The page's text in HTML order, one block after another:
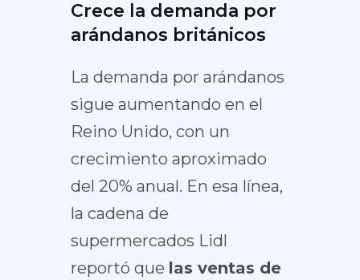
Crece la demanda por
arándanos británicos
La demanda por arándanos
sigue aumentando en el
Reino Unido, con un
crecimiento aproximado
del 20% anual. En esa línea,
la cadena de
supermercados Lidl
reportó que las ventas de